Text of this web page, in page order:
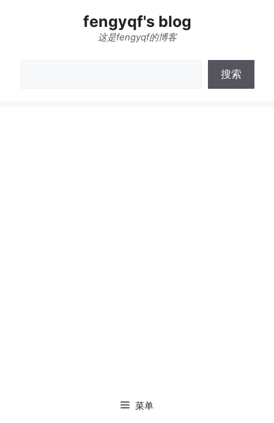
fengyqf's blog
这是fengyqf的博客
搜索
菜单